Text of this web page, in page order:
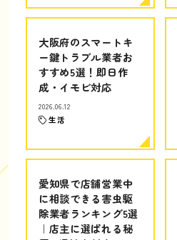
大阪府のスマートキ
ー鍵トラブル業者お
すすめ5選！即日作
成・イモビ対応
2026.06.12
生活
愛知県で店舗営業中
に相談できる害虫駆
除業者ランキング5選
｜店主に選ばれる秘